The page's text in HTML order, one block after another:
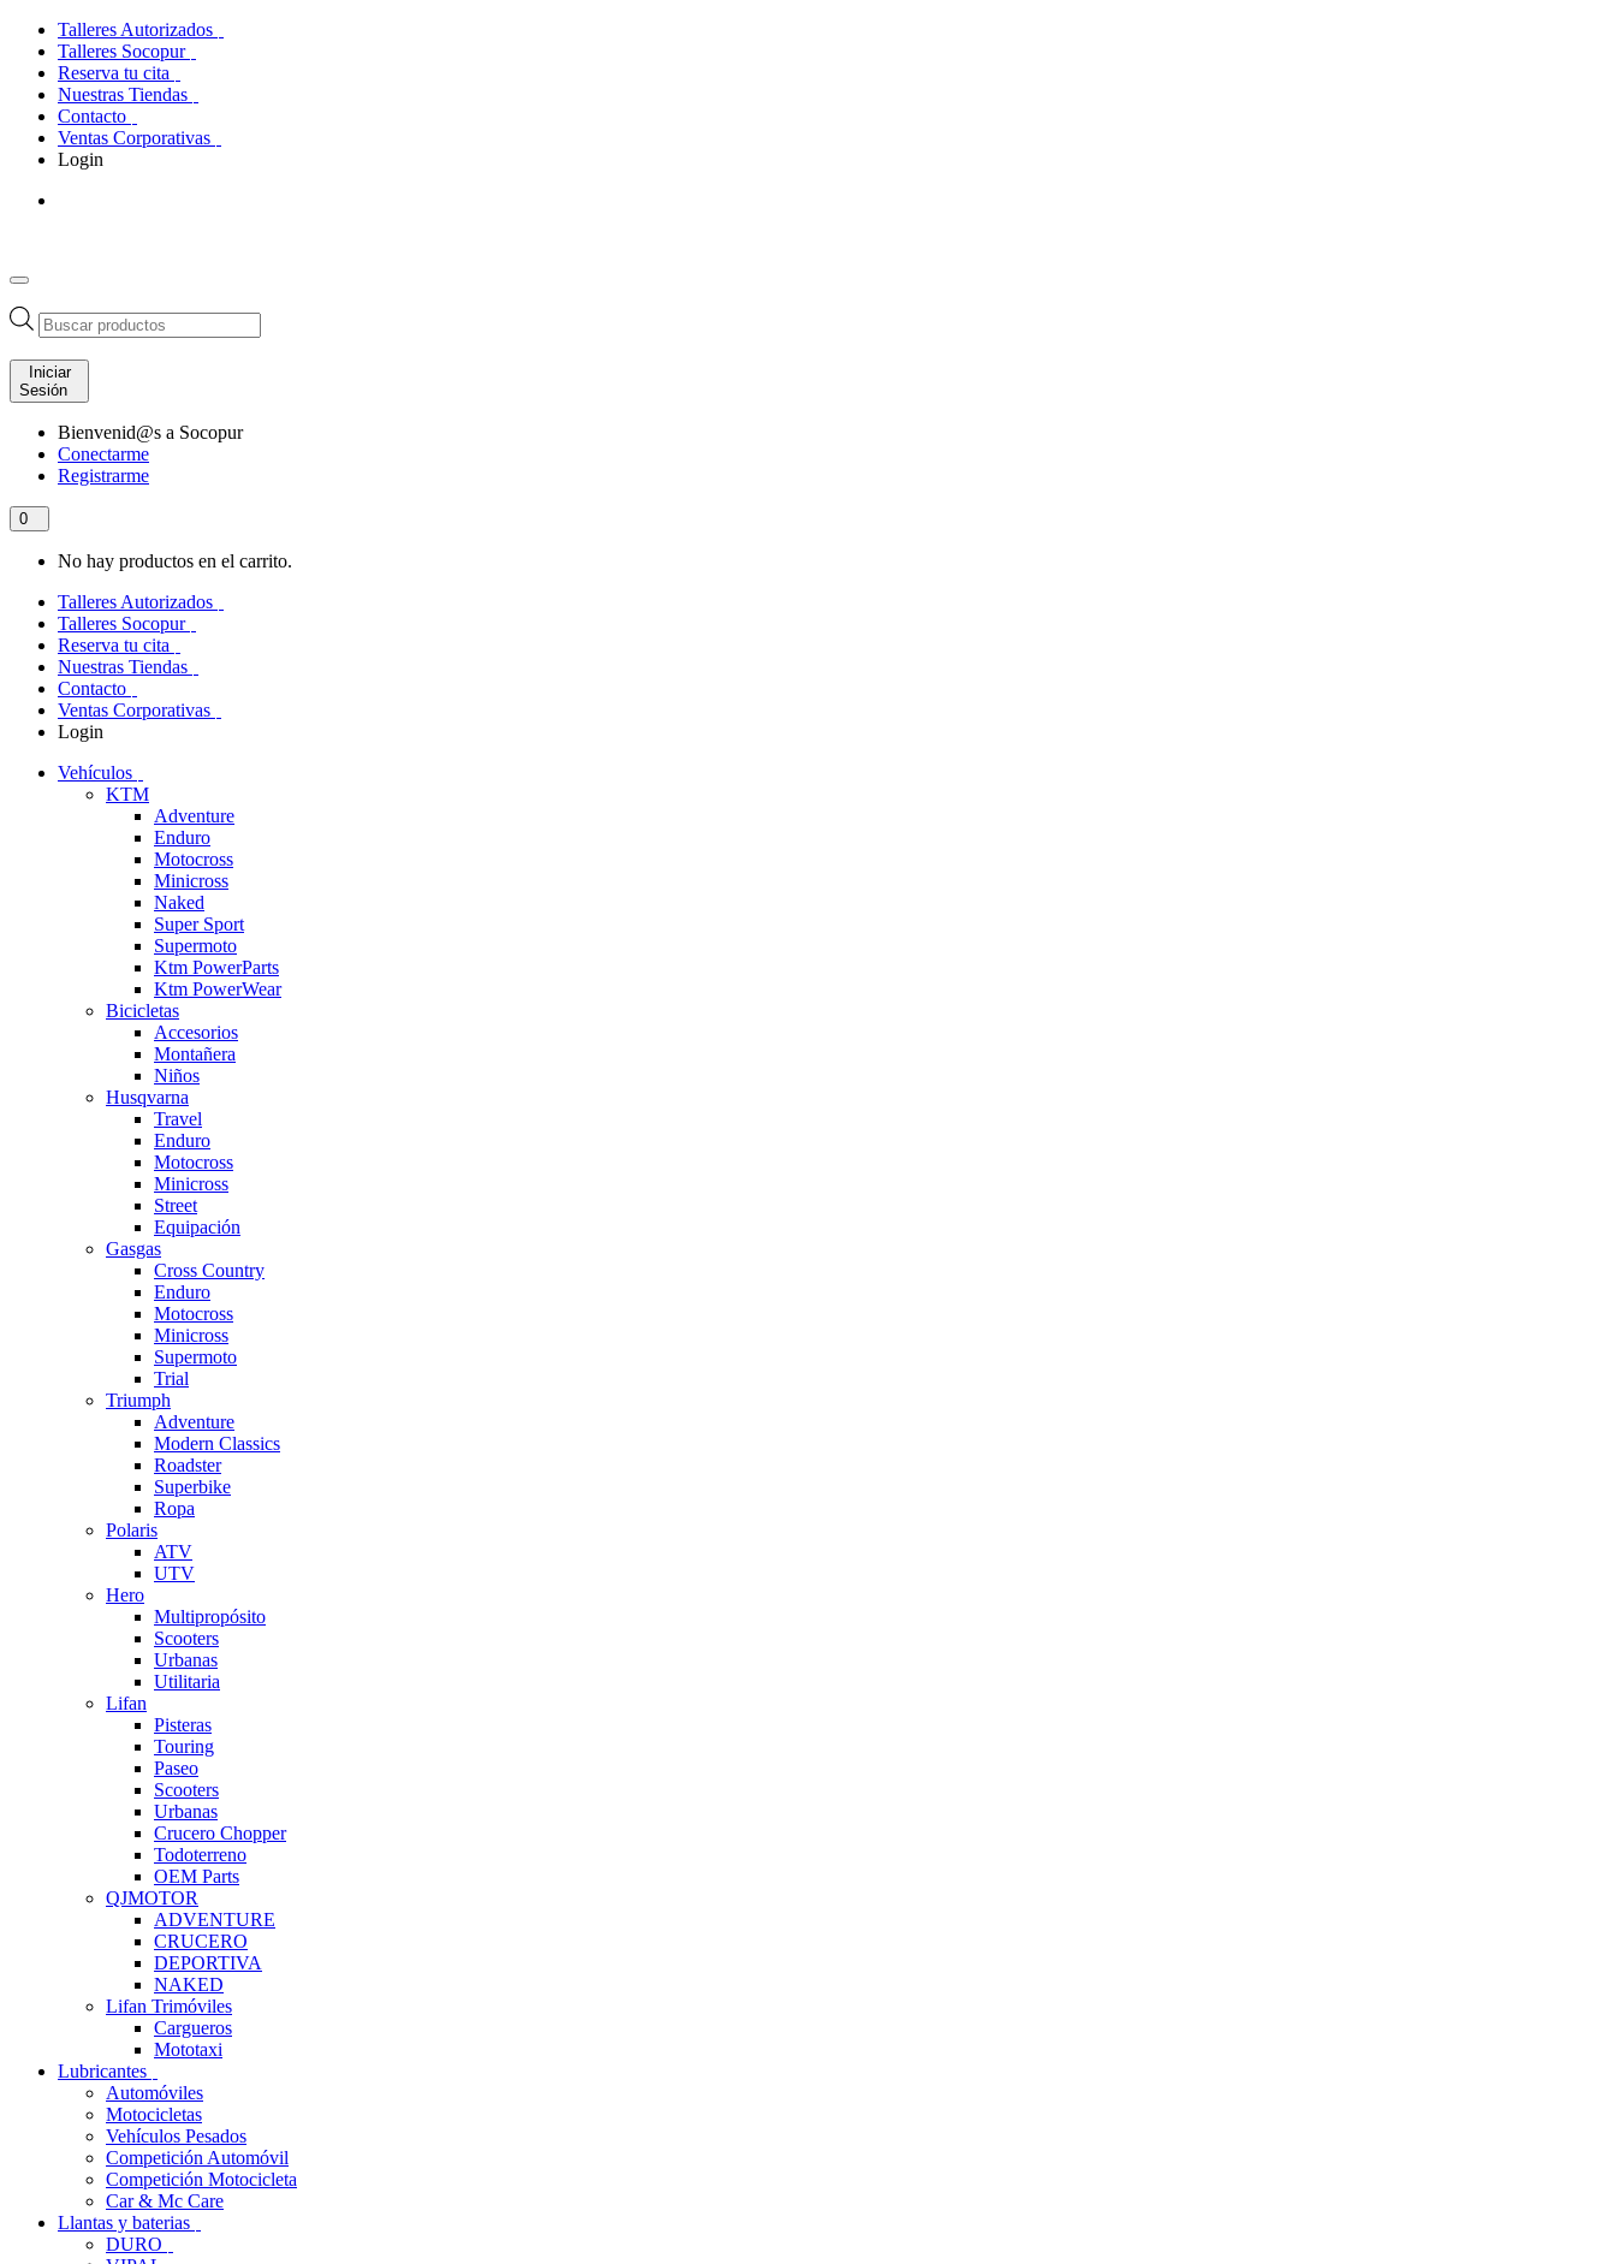
Talleres Autorizados
Talleres Socopur
Reserva tu cita
Nuestras Tiendas
Contacto
Ventas Corporativas
Login
Búsqueda
de
productos
Iniciar
Sesión
Bienvenid@s a Socopur
Conectarme
Registrarme
0
No hay productos en el carrito.
Talleres Autorizados
Talleres Socopur
Reserva tu cita
Nuestras Tiendas
Contacto
Ventas Corporativas
Login
Vehículos
KTM
Adventure
Enduro
Motocross
Minicross
Naked
Super Sport
Supermoto
Ktm PowerParts
Ktm PowerWear
Bicicletas
Accesorios
Montañera
Niños
Husqvarna
Travel
Enduro
Motocross
Minicross
Street
Equipación
Gasgas
Cross Country
Enduro
Motocross
Minicross
Supermoto
Trial
Triumph
Adventure
Modern Classics
Roadster
Superbike
Ropa
Polaris
ATV
UTV
Hero
Multipropósito
Scooters
Urbanas
Utilitaria
Lifan
Pisteras
Touring
Paseo
Scooters
Urbanas
Crucero Chopper
Todoterreno
OEM Parts
QJMOTOR
ADVENTURE
CRUCERO
DEPORTIVA
NAKED
Lifan Trimóviles
Cargueros
Mototaxi
Lubricantes
Automóviles
Motocicletas
Vehículos Pesados
Competición Automóvil
Competición Motocicleta
Car & Mc Care
Llantas y baterias
DURO